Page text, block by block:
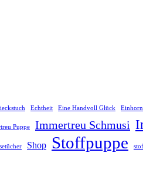
Echtheit Eine Handvoll Glück Einhorn
Puppe Immertreu Schmusi
Shop Stoffpuppe